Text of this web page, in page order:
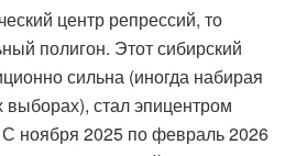
центр репрессий, то
полигон. Этот сибирский
сильна (иногда набирая
стал эпицентром
ноября 2025 по февраль 2026